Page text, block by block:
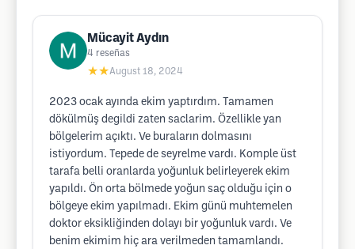
Mücayit Aydın
4 reseñas
★★August 18, 2024
2023 ocak ayında ekim yaptırdım. Tamamen
dökülmüş degildi zaten saclarim. Özellikle yan
bölgelerim açıktı. Ve buraların dolmasını
istiyordum. Tepede de seyrelme vardı. Komple üst
tarafa belli oranlarda yoğunluk belirleyerek ekim
yapıldı. Ön orta bölmede yoğun saç olduğu için o
bölgeye ekim yapılmadı. Ekim günü muhtemelen
doktor eksikliğinden dolayı bir yoğunluk vardı. Ve
benim ekimim hiç ara verilmeden tamamlandı.